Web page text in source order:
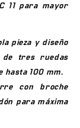
calzas 35 →
mide el pie en
bota, chasis y
11 para mayor
pieza y diseño
de tres ruedas
hasta 100 mm.
con broche
para máxima